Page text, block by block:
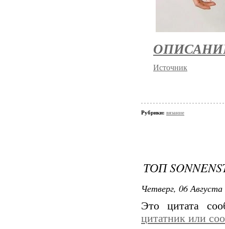
Источник
Рубрики: вязание
ТОП
Четверг, 06
Это цитата
цитатник или